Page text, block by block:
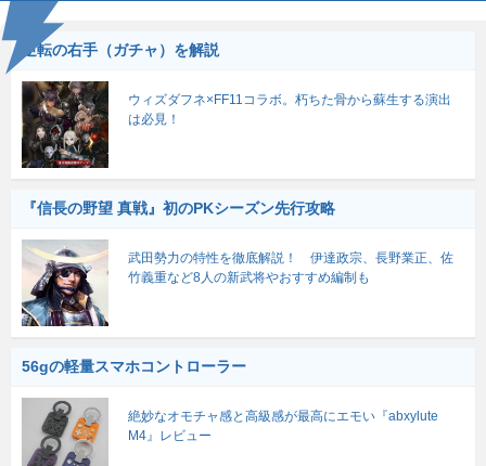
逆転の右手（ガチャ）を解説
ウィズダフネ×FF11コラボ。朽ちた骨から蘇生する演出
は必見！
『信長の野望 真戦』初のPKシーズン先行攻略
武田勢力の特性を徹底解説！ 伊達政宗、長野業正、佐
竹義重など8人の新武将やおすすめ編制も
56gの軽量スマホコントローラー
絶妙なオモチャ感と高級感が最高にエモい『abxylute
M4』レビュー